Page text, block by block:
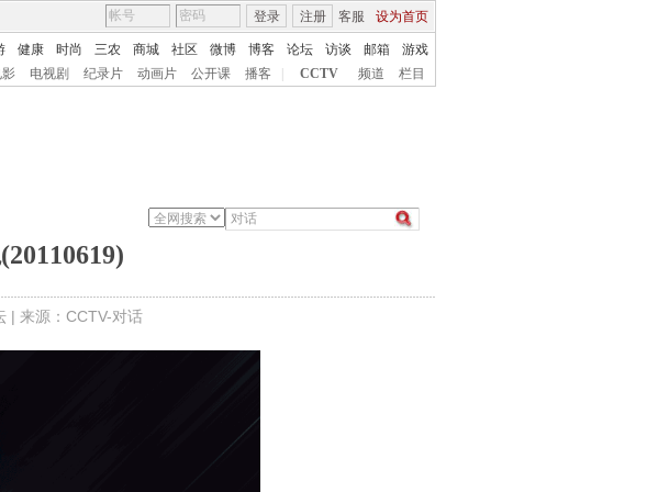
客服 设为首页
登录 注册
健康 时尚 三农 商城 社区 微博 博客 论坛 访谈 邮箱
游戏
影 电视剧 纪录片 动画片 公开课 播客 CCTV 频道 栏目
| 来源：CCTV-对话